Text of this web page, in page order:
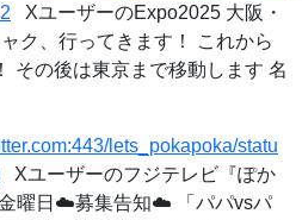
XユーザーのExpo2025 大阪・
ク、行ってきます！ これから
その後は東京まで移動します 名
lets_pokapoka/statu
Xユーザーのフジテレビ『ぽか
曜日☁️募集告知☁️ 「パパvsパ